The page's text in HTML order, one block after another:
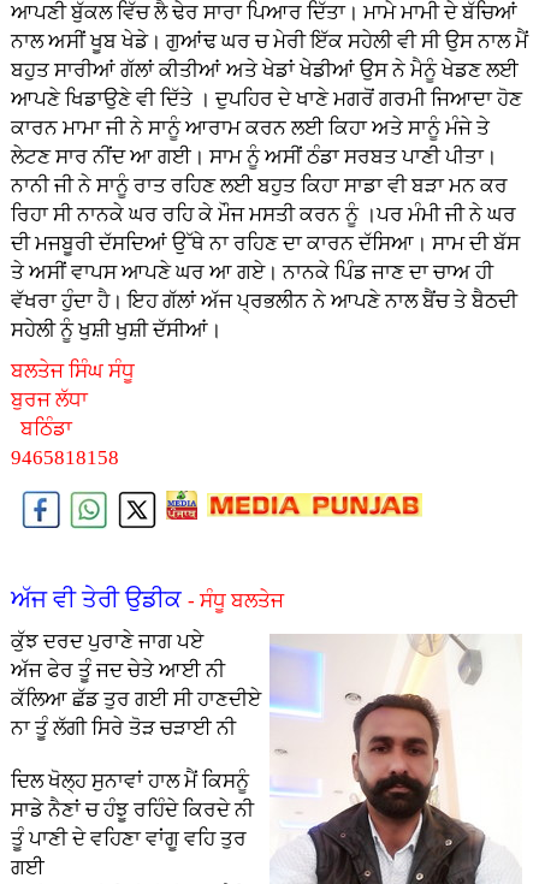
ਆਪਣੀ ਬੁੱਕਲ ਵਿੱਚ ਲੈ ਢੇਰ ਸਾਰਾ ਪਿਆਰ ਦਿੱਤਾ। ਮਾਮੇ ਮਾਮੀ ਦੇ ਬੱਚਿਆਂ
ਨਾਲ ਅਸੀਂ ਖੂਬ ਖੇਡੇ। ਗੁਆਂਢ ਘਰ ਚ ਮੇਰੀ ਇੱਕ ਸਹੇਲੀ ਵੀ ਸੀ ਉਸ ਨਾਲ ਮੈਂ
ਬਹੁਤ ਸਾਰੀਆਂ ਗੱਲਾਂ ਕੀਤੀਆਂ ਅਤੇ ਖੇਡਾਂ ਖੇਡੀਆਂ ਉਸ ਨੇ ਮੈਨੂੰ ਖੇਡਣ ਲਈ
ਆਪਣੇ ਖਿਡਾਉਣੇ ਵੀ ਦਿੱਤੇ । ਦੁਪਹਿਰ ਦੇ ਖਾਣੇ ਮਗਰੋਂ ਗਰਮੀ ਜਿਆਦਾ ਹੋਣ
ਕਾਰਨ ਮਾਮਾ ਜੀ ਨੇ ਸਾਨੂੰ ਆਰਾਮ ਕਰਨ ਲਈ ਕਿਹਾ ਅਤੇ ਸਾਨੂੰ ਮੰਜੇ ਤੇ
ਲੇਟਣ ਸਾਰ ਨੀਂਦ ਆ ਗਈ। ਸਾਮ ਨੂੰ ਅਸੀਂ ਠੰਡਾ ਸਰਬਤ ਪਾਣੀ ਪੀਤਾ।
ਨਾਨੀ ਜੀ ਨੇ ਸਾਨੂੰ ਰਾਤ ਰਹਿਣ ਲਈ ਬਹੁਤ ਕਿਹਾ ਸਾਡਾ ਵੀ ਬੜਾ ਮਨ ਕਰ
ਰਿਹਾ ਸੀ ਨਾਨਕੇ ਘਰ ਰਹਿ ਕੇ ਮੌਜ ਮਸਤੀ ਕਰਨ ਨੂੰ ।ਪਰ ਮੰਮੀ ਜੀ ਨੇ ਘਰ
ਦੀ ਮਜਬੂਰੀ ਦੱਸਦਿਆਂ ਉੱਥੇ ਨਾ ਰਹਿਣ ਦਾ ਕਾਰਨ ਦੱਸਿਆ। ਸਾਮ ਦੀ ਬੱਸ
ਤੇ ਅਸੀਂ ਵਾਪਸ ਆਪਣੇ ਘਰ ਆ ਗਏ। ਨਾਨਕੇ ਪਿੰਡ ਜਾਣ ਦਾ ਚਾਅ ਹੀ
ਵੱਖਰਾ ਹੁੰਦਾ ਹੈ। ਇਹ ਗੱਲਾਂ ਅੱਜ ਪ੍ਰਭਲੀਨ ਨੇ ਆਪਣੇ ਨਾਲ ਬੈਂਚ ਤੇ ਬੈਠਦੀ
ਸਹੇਲੀ ਨੂੰ ਖੁਸ਼ੀ ਖੁਸ਼ੀ ਦੱਸੀਆਂ।
ਬਲਤੇਜ ਸਿੰਘ ਸੰਧੂ
ਬੁਰਜ ਲੱਧਾ
ਬਠਿੰਡਾ
9465818158
ਅੱਜ ਵੀ ਤੇਰੀ ਉਡੀਕ - ਸੰਧੂ ਬਲਤੇਜ
ਕੁੱਝ ਦਰਦ ਪੁਰਾਣੇ ਜਾਗ ਪਏ
ਅੱਜ ਫੇਰ ਤੂੰ ਜਦ ਚੇਤੇ ਆਈ ਨੀ
ਕੱਲਿਆ ਛੱਡ ਤੁਰ ਗਈ ਸੀ ਹਾਣਦੀਏ
ਨਾ ਤੂੰ ਲੱਗੀ ਸਿਰੇ ਤੋੜ ਚੜਾਈ ਨੀ
ਦਿਲ ਖੋਲ੍ਹ ਸੁਨਾਵਾਂ ਹਾਲ ਮੈਂ ਕਿਸਨੂੰ
ਸਾਡੇ ਨੈਣਾਂ ਚ ਹੰਝੂ ਰਹਿੰਦੇ ਕਿਰਦੇ ਨੀ
ਤੂੰ ਪਾਣੀ ਦੇ ਵਹਿਣਾ ਵਾਂਗੂ ਵਹਿ ਤੁਰ
ਗਈ